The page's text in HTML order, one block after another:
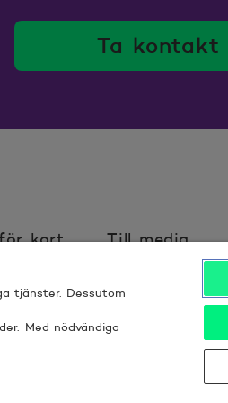
Ta kontakt
kort Till media
ärenden tryggt
tjänster. Dessutom
Med nödvändiga